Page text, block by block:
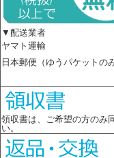
▼配送業者
ヤマト運輸
日本郵便（ゆうパケットのみ
領収書は、ご希望の方のみ
い。